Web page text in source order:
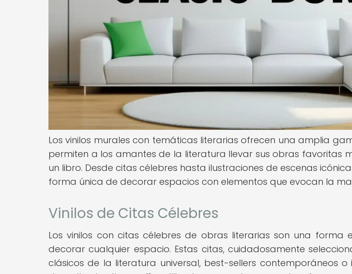
Los vinilos murales con temáticas literarias ofrecen una amplia
permiten a los amantes de la literatura llevar sus obras favoritas
un libro. Desde citas célebres hasta ilustraciones de escenas
forma única de decorar espacios con elementos que evocan la
Vinilos de Citas Célebres
Los vinilos con citas célebres de obras literarias son una forma
decorar cualquier espacio. Estas citas, cuidadosamente
clásicos de la literatura universal, best-sellers contemporáneos